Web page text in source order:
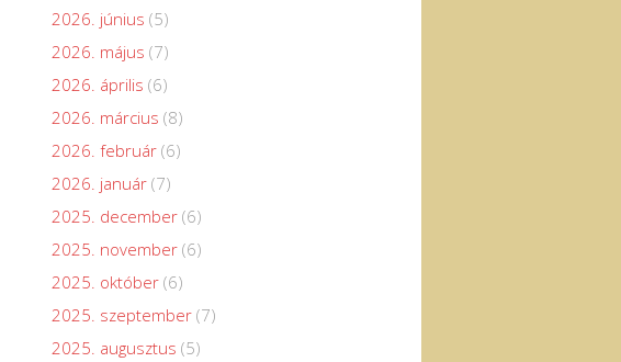
2026. június (5)
2026. május (7)
2026. április (6)
2026. március (8)
2026. február (6)
2026. január (7)
2025. december (6)
2025. november (6)
2025. október (6)
2025. szeptember (7)
2025. augusztus (5)